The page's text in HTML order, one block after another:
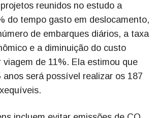
reunidos no estudo a
do tempo gasto em deslocamento,
de embarques diários, a taxa
e a diminuição do custo
viagem de 11%. Ela estimou que
anos será possível realizar os 187